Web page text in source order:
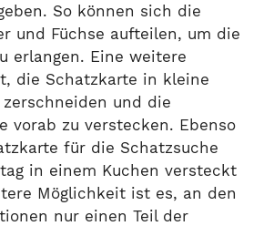
So können sich die
und Füchse aufteilen, um die
erlangen. Eine weitere
die Schatzkarte in kleine
zerschneiden und die
vorab zu verstecken. Ebenso
für die Schatzsuche
in einem Kuchen versteckt
Möglichkeit ist es, an den
nur einen Teil der